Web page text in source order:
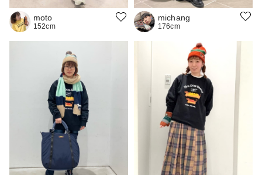
moto
152cm
michang
176cm